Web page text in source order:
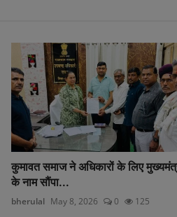
कुमावत समाज ने अधिकारों के लिए
के नाम सौंपा...
bherulal May 8, 2026 0 125